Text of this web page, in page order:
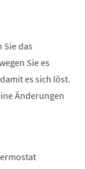
das
Sie es
es sich löst.
Änderungen